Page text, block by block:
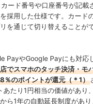
ード番号や口座番号が記載
採用した仕様です。カード
を通じて切り替えることが
PayやGoogle Payにも対応
でスマホのタッチ決済・モ
％のポイントが還元（＊1）
あたり1円相当の価値があり
ら1年の自動延長制度があり